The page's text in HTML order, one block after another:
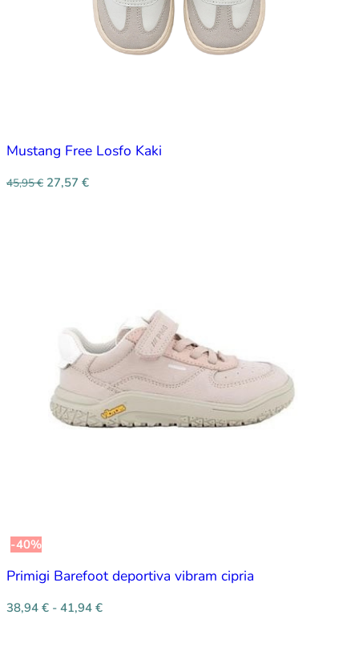
Mustang Free Losfo Kaki
45,95€ 27,57 €
-40%
Primigi Barefoot deportiva vibram cipria
38,94 € - 41,94 €